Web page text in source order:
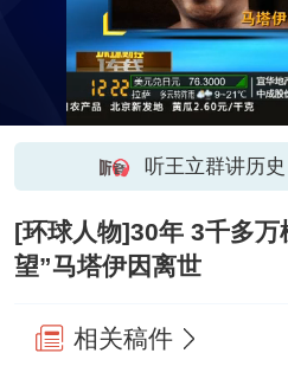
听王立群讲历
[环球人物]30年 3千多万
望”马塔伊因离世
相关稿件